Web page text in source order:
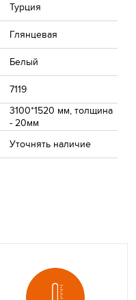
Турция
Глянцевая
Белый
7119
3100*1520 мм, толщина
- 20мм
Уточнять наличие